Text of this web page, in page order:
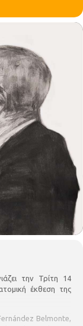
την Τρίτη 14
έκθεση της
Belmonte,